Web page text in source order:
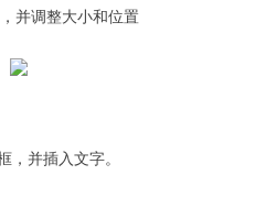
并调整大小和位置
， 并插入文字。